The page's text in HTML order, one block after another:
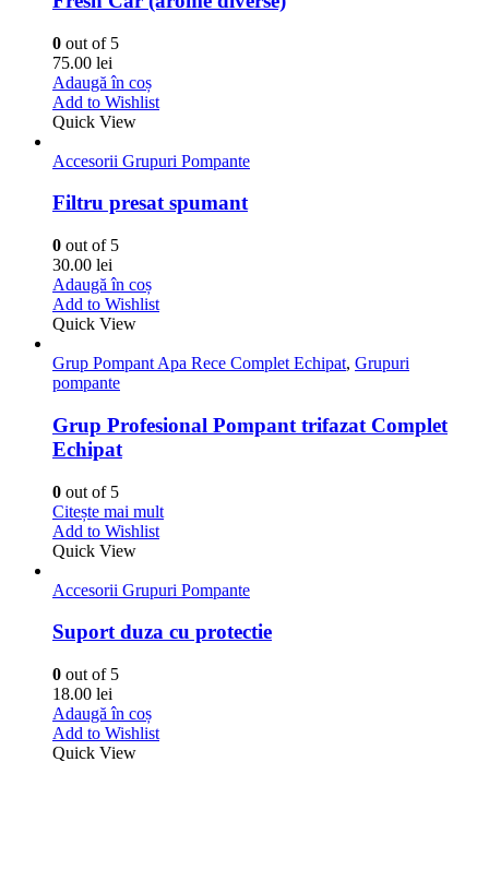
0 out of 5
75.00 lei
Adaugă în coș
Add to Wishlist
Quick View
Accesorii Grupuri Pompante
Filtru presat spumant
0 out of 5
30.00 lei
Adaugă în coș
Add to Wishlist
Quick View
Grup Pompant Apa Rece Complet Echipat, Grupuri
pompante
Grup Profesional Pompant trifazat Complet
Echipat
0 out of 5
Citește mai mult
Add to Wishlist
Quick View
Accesorii Grupuri Pompante
Suport duza cu protectie
0 out of 5
18.00 lei
Adaugă în coș
Add to Wishlist
Quick View